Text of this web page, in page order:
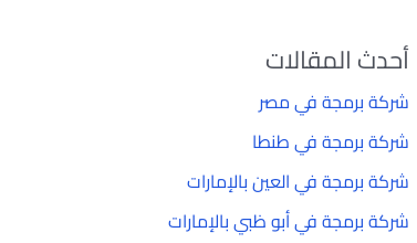
أحدث المقالات
شركة برمجة في مصر
شركة برمجة في طنطا
شركة برمجة في العين بالإمارات
شركة برمجة في أبو ظبي بالإمارات